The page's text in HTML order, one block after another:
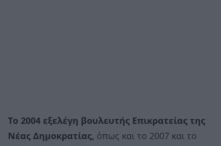
Το 2004 εξελέγη βουλευτής Επικρατείας της
Νέας Δημοκρατίας, όπως και το 2007 και το